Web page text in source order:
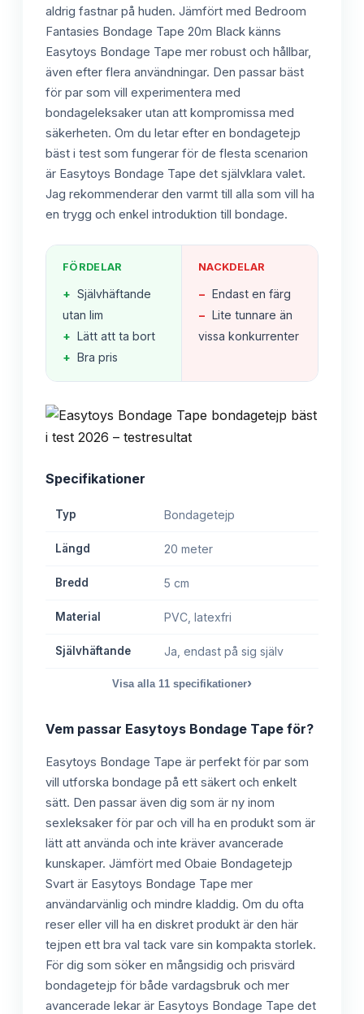
aldrig fastnar på huden. Jämfört med Bedroom
Fantasies Bondage Tape 20m Black känns
Easytoys Bondage Tape mer robust och hållbar,
även efter flera användningar. Den passar bäst
för par som vill experimentera med
bondageleksaker utan att kompromissa med
säkerheten. Om du letar efter en bondagetejp
bäst i test som fungerar för de flesta scenarion
är Easytoys Bondage Tape det självklara valet.
Jag rekommenderar den varmt till alla som vill ha
en trygg och enkel introduktion till bondage.
FÖRDELAR
+ Självhäftande
utan lim
+ Lätt att ta bort
+ Bra pris
NACKDELAR
− Endast en färg
− Lite tunnare än
vissa konkurrenter
Specifikationer
Typ Bondagetejp
Längd 20 meter
Bredd 5 cm
Material PVC, latexfri
Självhäftande Ja, endast på sig själv
Visa alla 11 specifikationer›
Vem passar Easytoys Bondage Tape för?
Easytoys Bondage Tape är perfekt för par som
vill utforska bondage på ett säkert och enkelt
sätt. Den passar även dig som är ny inom
sexleksaker för par och vill ha en produkt som är
lätt att använda och inte kräver avancerade
kunskaper. Jämfört med Obaie Bondagetejp
Svart är Easytoys Bondage Tape mer
användarvänlig och mindre kladdig. Om du ofta
reser eller vill ha en diskret produkt är den här
tejpen ett bra val tack vare sin kompakta storlek.
För dig som söker en mångsidig och prisvärd
bondagetejp för både vardagsbruk och mer
avancerade lekar är Easytoys Bondage Tape det